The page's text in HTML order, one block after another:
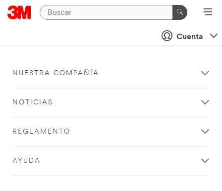
Cuenta
NUESTRA COMPAÑÍA
NOTICIAS
REGLAMENTO
AYUDA